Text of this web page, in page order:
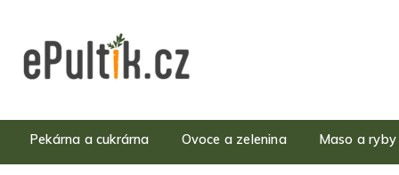
obsah
Pekárna a cukrárna Ovoce a zelenina Maso a ryby